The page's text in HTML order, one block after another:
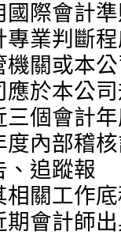
國際會計
專業判斷
機關或本
應於本公
三個會計
度內部稽
、追蹤報
期會計師